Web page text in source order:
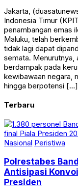
Jakarta,
Indonesia Timur
penambangan emas
Maluku, telah
tidak lagi dapat
semata. Menurutnya,
berdampak pada
kewibawaan negara,
hingga berpotensi […]
Terbaru
Nasional Peristiwa
Polrestabes
Antisipasi
Presiden